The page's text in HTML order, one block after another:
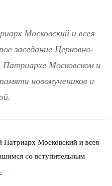
Московский и всея
заседание Церковно-
Московском и
новомучеников и
Патриарх Московский и всея
со вступительным